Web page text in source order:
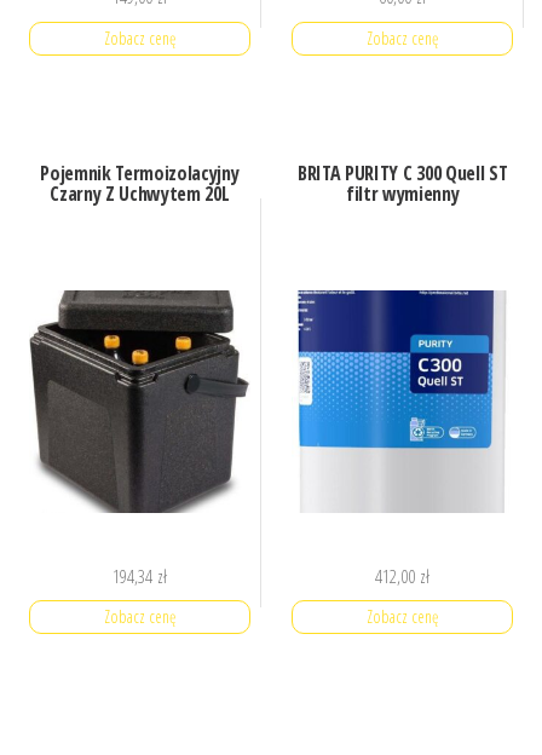
Zobacz cenę Zobacz cenę
Pojemnik Termoizolacyjny
Czarny Z Uchwytem 20L
194,34 zł
Zobacz cenę
BRITA PURITY C 300 Quell ST
filtr wymienny
412,00 zł
Zobacz cenę